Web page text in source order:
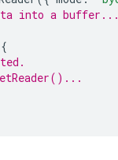
into a
{